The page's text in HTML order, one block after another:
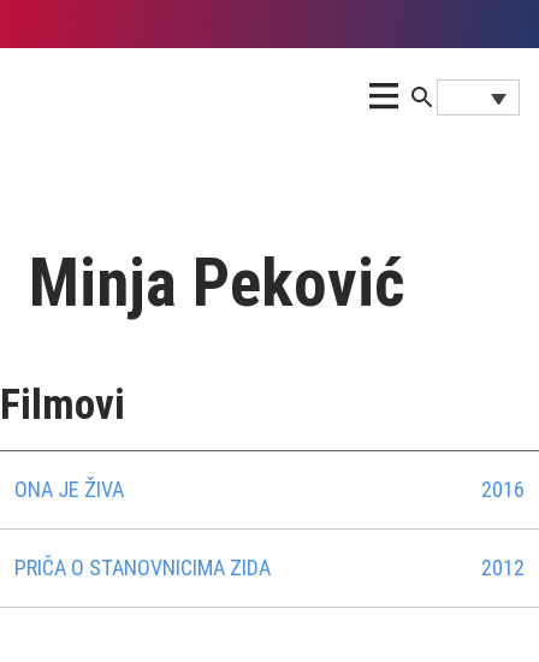
Minja Peković
Filmovi
ONA JE ŽIVA 2016
PRIČA O STANOVNICIMA ZIDA 2012